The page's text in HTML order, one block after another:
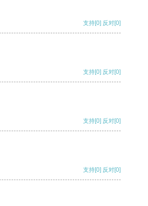
支持[0] 反对[0]
支持[0] 反对[0]
支持[0] 反对[0]
支持[0] 反对[0]